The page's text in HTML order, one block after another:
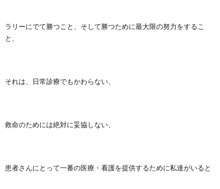
ラリーにでて勝つこと、そして勝つために最大限の努力をするこ
と、
それは、日常診療でもかわらない、
救命のためには絶対に妥協しない、
患者さんにとって一番の医療・看護を提供するために私達がいると